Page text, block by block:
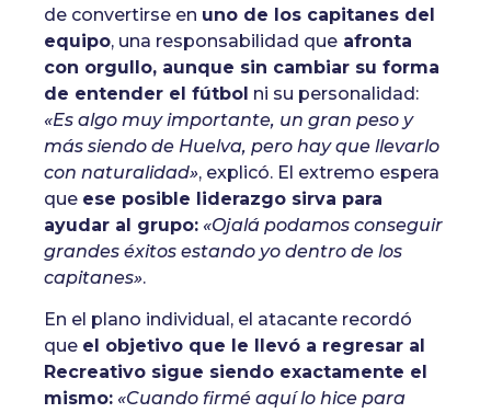
de convertirse en uno de los capitanes del
equipo, una responsabilidad que afronta
con orgullo, aunque sin cambiar su forma
de entender el fútbol ni su personalidad:
«Es algo muy importante, un gran peso y
más siendo de Huelva, pero hay que llevarlo
con naturalidad», explicó. El extremo espera
que ese posible liderazgo sirva para
ayudar al grupo: «Ojalá podamos conseguir
grandes éxitos estando yo dentro de los
capitanes».
En el plano individual, el atacante recordó
que el objetivo que le llevó a regresar al
Recreativo sigue siendo exactamente el
mismo: «Cuando firmé aquí lo hice para